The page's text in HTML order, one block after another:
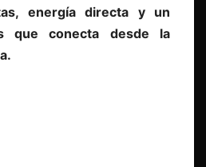
energía directa y un
que conecta desde la